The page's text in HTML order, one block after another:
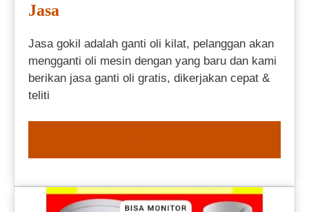
Jasa
Jasa gokil adalah ganti oli kilat, pelanggan akan
mengganti oli mesin dengan yang baru dan kami
berikan jasa ganti oli gratis, dikerjakan cepat &
teliti